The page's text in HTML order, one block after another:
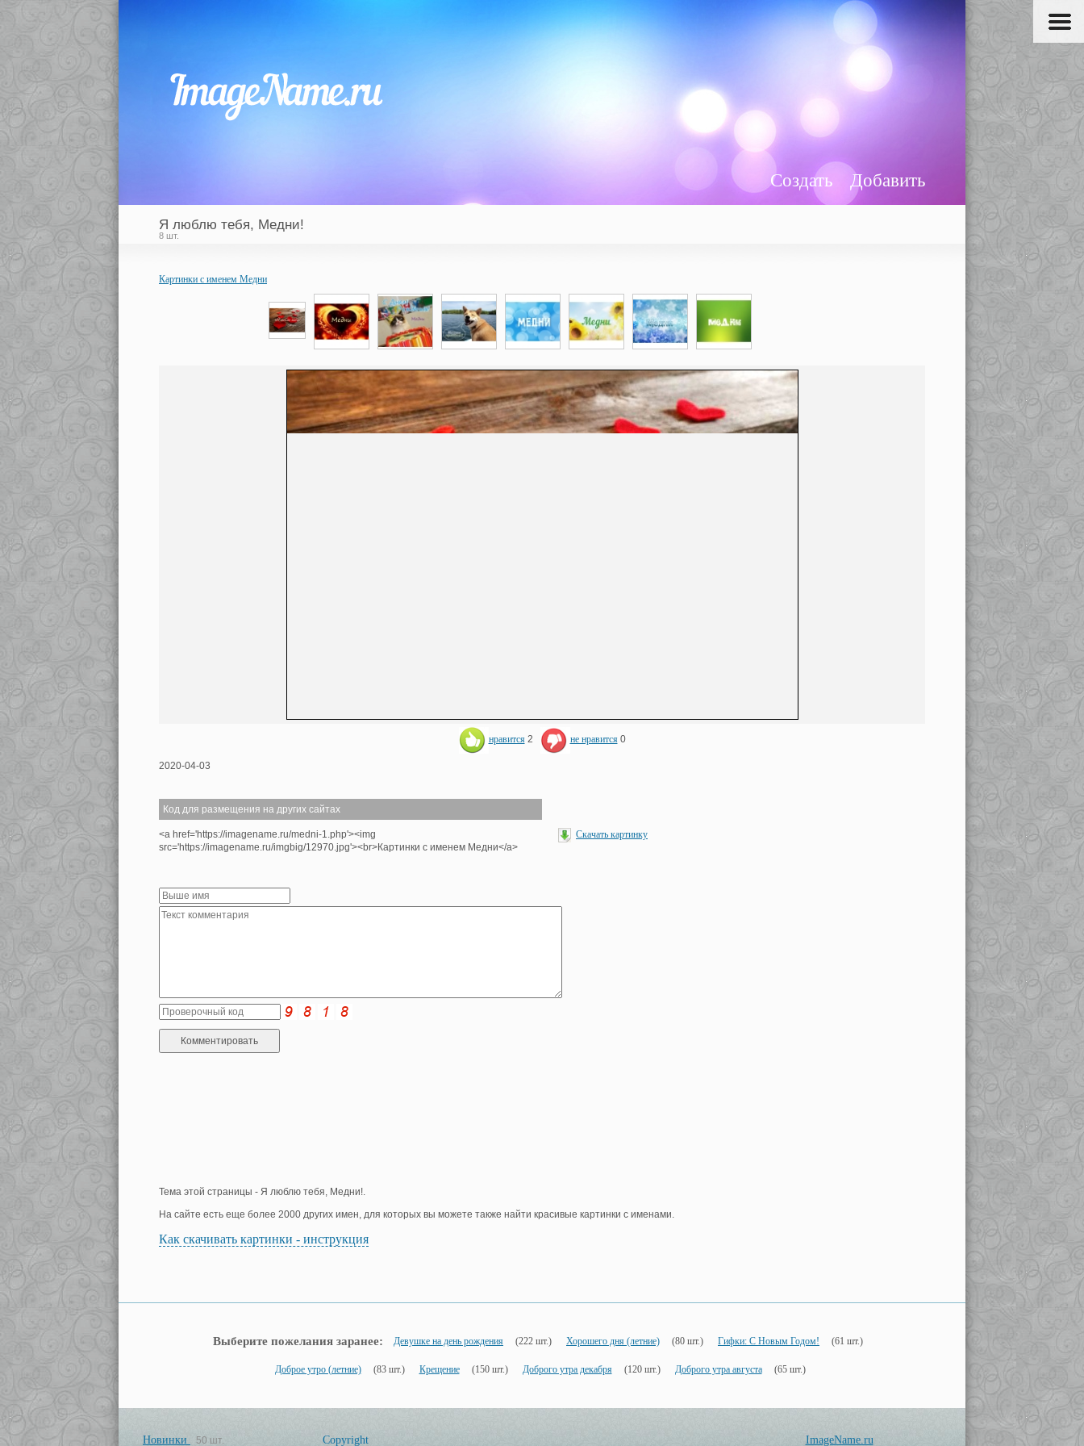
Добавить
Создать
Я люблю тебя, Медни!
8 шт.
Картинки с именем Медни
нравится 2 не нравится 0
2020-04-03
Код для размещения на других сайтах
<a href='https://imagename.ru/medni-1.php'><img
src='https://imagename.ru/imgbig/12970.jpg'><br>Картинки с именем Медни</a>
Скачать картинку
Тема этой страницы - Я люблю тебя, Медни!.
На сайте есть еще более 2000 других имен, для которых вы можете также найти красивые картинки с именами.
Как скачивать картинки - инструкция
Выберите пожелания заранее: Девушке на день рождения (222 шт.) Хорошего дня (летние) (80 шт.) Гифки: С Новым Годом! (61 шт.)
Доброе утро (летние) (83 шт.) Крещение (150 шт.) Доброго утра декабря (120 шт.) Доброго утра августа (65 шт.)
Новинки 50 шт. Copyright ImageName.ru